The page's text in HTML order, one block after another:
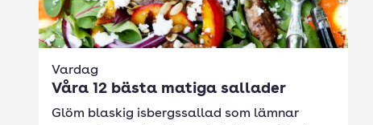
Vardag
Våra 12 bästa matiga sallader
Glöm blaskig isbergssallad som lämnar